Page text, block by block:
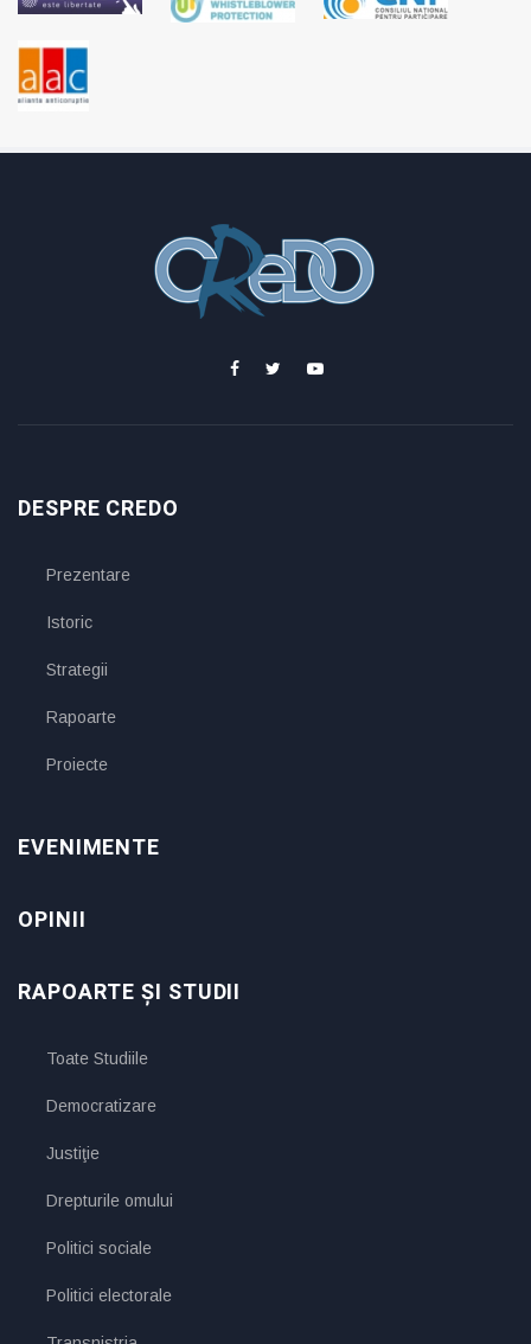
DESPRE CREDO
Prezentare
Istoric
Strategii
Rapoarte
Proiecte
EVENIMENTE
OPINII
RAPOARTE ȘI STUDII
Toate Studiile
Democratizare
Justiţie
Drepturile omului
Politici sociale
Politici electorale